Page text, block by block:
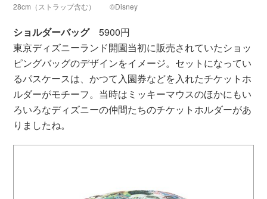
28cm（ストラップ含む） ©Disney
ショルダーバッグ5900円
東京ディズニーランド開園当初に販売されていたショッ
ピングバッグのデザインをイメージ。セットになってい
るパスケースは、かつて入園券などを入れたチケットホ
ルダーがモチーフ。当時はミッキーマウスのほかにもい
ろいろなディズニーの仲間たちのチケットホルダーがあ
りましたね。